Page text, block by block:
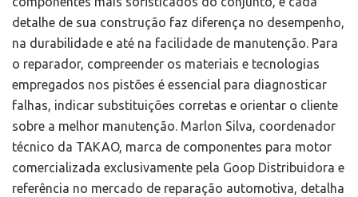
detalhe de sua construção faz diferença no desempenho,
na durabilidade e até na facilidade de manutenção. Para
o reparador, compreender os materiais e tecnologias
empregados nos pistões é essencial para diagnosticar
falhas, indicar substituições corretas e orientar o cliente
sobre a melhor manutenção. Marlon Silva, coordenador
técnico da TAKAO, marca de componentes para motor
comercializada exclusivamente pela Goop Distribuidora e
referência no mercado de reparação automotiva, detalha